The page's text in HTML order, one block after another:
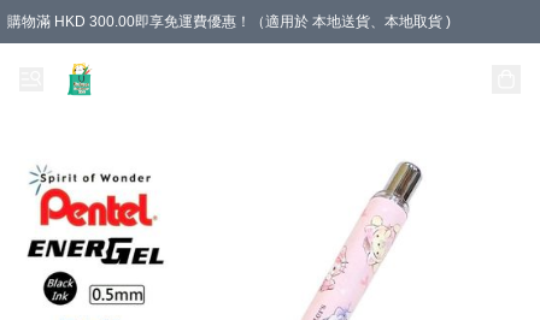
購物滿 HKD 300.00即享免運費優惠！（適用於 本地送貨、本地取貨 )